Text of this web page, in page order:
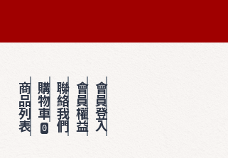
商
品
列
表
購
物
車
0
聯
絡
我
們
會
員
權
益
會
員
登
入